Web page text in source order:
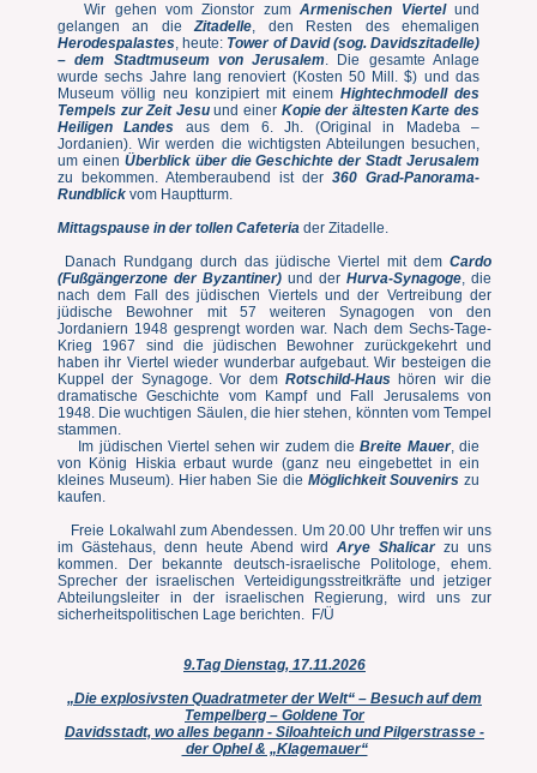
Wir gehen vom Zionstor zumArmenischen Viertelund
gelangen an dieZitadelle, den Resten des ehemaligen
Herodespalastes, heute: Tower of David (sog. Davidszitadelle)
– dem Stadtmuseum von Jerusalem. Die gesamte Anlage
wurde sechs Jahre lang renoviert (Kosten 50 Mill. $) und das
Museum völlig neu konzipiert mit einem Hightechmodell des
Tempels zur Zeit Jesuund einer Kopie der ältesten Karte des
Heiligen Landes aus dem 6. Jh. (Original in Madeba –
Jordanien). Wir werden die wichtigsten Abteilungen besuchen,
um einen Überblick über die Geschichte der Stadt Jerusalem
zu bekommen. Atemberaubend ist der 360 Grad-Panorama-
Rundblick vom Hauptturm.
Mittagspause in der tollen Cafeteria der Zitadelle.
Danach Rundgang durch das jüdische Viertel mit dem Cardo
(Fußgängerzone der Byzantiner) und der Hurva-Synagoge, die
nach dem Fall des jüdischen Viertels und der Vertreibung der
jüdische Bewohner mit 57 weiteren Synagogen von den
Jordaniern 1948 gesprengt worden war. Nach dem Sechs-Tage-
Krieg 1967 sind die jüdischen Bewohner zurückgekehrt und
haben ihr Viertel wieder wunderbar aufgebaut. Wir besteigen die
Kuppel der Synagoge. Vor dem Rotschild-Haushören wir die
dramatische Geschichte vom Kampf und Fall Jerusalems von
1948. Die wuchtigen Säulen, die hier stehen, könnten vom Tempel
stammen.
Im jüdischen Viertel sehen wir zudem dieBreite Mauer, die
von König Hiskia erbaut wurde (ganz neu eingebettet in ein
kleines Museum). Hier haben Sie die Möglichkeit Souvenirs zu
kaufen.
Freie Lokalwahl zum Abendessen. Um 20.00 Uhr treffen wir uns
im Gästehaus, denn heute Abend wirdArye Shalicarzu uns
kommen. Der bekannte deutsch-israelische Politologe, ehem.
Sprecher der israelischen Verteidigungsstreitkräfte und jetziger
Abteilungsleiter in der israelischen Regierung, wird uns zur
sicherheitspolitischen Lage berichten. F/Ü
9.Tag Dienstag, 17.11.2026
„Die explosivsten Quadratmeter der Welt“ – Besuch auf dem
Tempelberg – Goldene Tor
Davidsstadt, wo alles begann - Siloahteich und Pilgerstrasse -
der Ophel & „Klagemauer“